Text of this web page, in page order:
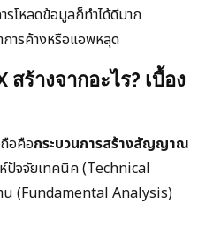
รโหลดข้อมูลก็ทำได้ดีมาก
ารค้างหรือแอพหลุด
ร้างจากอะไร? เบื้อง
อคือกระบวนการสร้างสัญญาณ
ปัจจัยเทคนิค (Technical
น (Fundamental Analysis)